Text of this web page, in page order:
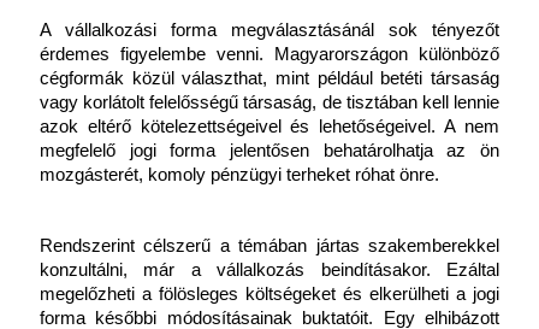
A vállalkozási forma megválasztásánál sok tényezőt
érdemes figyelembe venni. Magyarországon különböző
cégformák közül választhat, mint például betéti társaság
vagy korlátolt felelősségű társaság, de tisztában kell lennie
azok eltérő kötelezettségeivel és lehetőségeivel. A nem
megfelelő jogi forma jelentősen behatárolhatja az ön
mozgásterét, komoly pénzügyi terheket róhat önre.
Rendszerint célszerű a témában jártas szakemberekkel
konzultálni, már a vállalkozás beindításakor. Ezáltal
megelőzheti a fölösleges költségeket és elkerülheti a jogi
forma későbbi módosításainak buktatóit. Egy elhibázott